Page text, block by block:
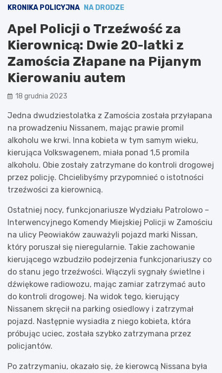
KRONIKA POLICYJNA NA DRODZE
Apel Policji o Trzeźwość za
Kierownicą: Dwie 20-latki z
Zamościa Złapane na Pijanym
Kierowaniu autem
18 grudnia 2023
Jedna dwudziestolatka z Zamościa została przyłapana
na prowadzeniu Nissanem, mając prawie promil
alkoholu we krwi. Inna kobieta w tym samym wieku,
kierująca Volkswagenem, miała ponad 1,5 promila
alkoholu. Obie zostały zatrzymane do kontroli drogowej
przez policję. Chcielibyśmy przypomnieć o istotności
trzeźwości za kierownicą.
Ostatniej nocy, funkcjonariusze Wydziału Patrolowo –
Interwencyjnego Komendy Miejskiej Policji w Zamościu
na ulicy Peowiaków zauważyli pojazd marki Nissan,
który poruszał się nieregularnie. Takie zachowanie
kierującego wzbudziło podejrzenia funkcjonariuszy co
do stanu jego trzeźwości. Włączyli sygnały świetlne i
dźwiękowe radiowozu, mając zamiar zatrzymać auto
do kontroli drogowej. Na widok tego, kierujący
Nissanem skręcił na parking osiedlowy i zatrzymał
pojazd. Następnie wysiadła z niego kobieta, która
próbując uciec, została szybko zatrzymana przez
policjantów.
Po zatrzymaniu, okazało się, że kierowcą Nissana była